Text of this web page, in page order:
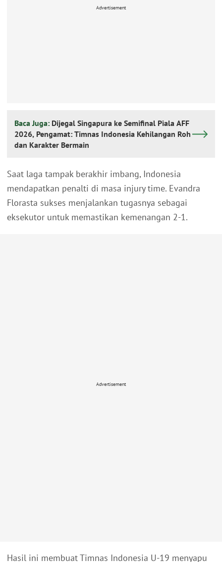
Advertisement
Baca Juga: Dijegal Singapura ke Semifinal Piala AFF
2026, Pengamat: Timnas Indonesia Kehilangan Roh
dan Karakter Bermain
Saat laga tampak berakhir imbang, Indonesia
mendapatkan penalti di masa injury time. Evandra
Florasta sukses menjalankan tugasnya sebagai
eksekutor untuk memastikan kemenangan 2-1.
Advertisement
Hasil ini membuat Timnas Indonesia U-19 menyapu